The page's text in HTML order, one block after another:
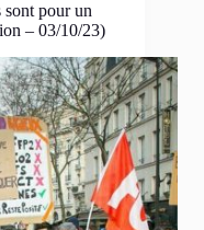
sont pour un
– 03/10/23)